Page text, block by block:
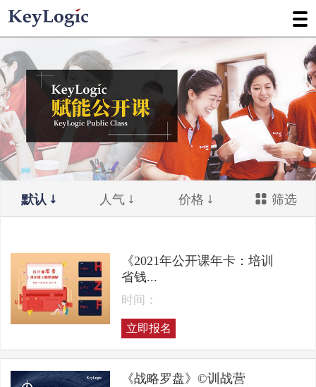
默认 人气 价格 筛选
《2021年公开课年卡：培训
省钱...
时间：
立即报名
《战略罗盘》©训战营